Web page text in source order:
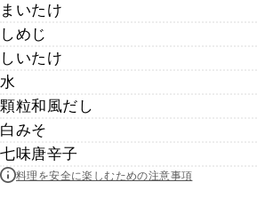
まいたけ
しめじ
しいたけ
水
顆粒和風だし
白みそ
七味唐辛子
料理を安全に楽しむための注意事項